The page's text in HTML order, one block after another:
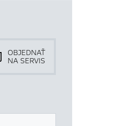
OBJEDNAŤ
NA SERVIS